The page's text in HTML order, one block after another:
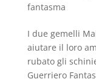
fantasma
I due gemelli
aiutare il loro
rubato gli
Guerriero